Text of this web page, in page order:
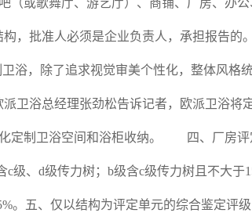
或歌舞厅、游艺厅）、商铺、厂房、办公
构，批准人必须是企业负责人，承担报告
浴，除了追求视觉审美个性化，整体风格
卫浴总经理张劲松告诉记者，欧派卫浴将
定制卫浴空间和浴柜收纳。 四、厂房评
级、d级传力树；b级含c级传力树且不大于
。五、仅以结构为评定单元的综合鉴定评